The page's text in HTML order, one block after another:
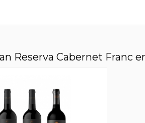
Reserva Cabernet Franc